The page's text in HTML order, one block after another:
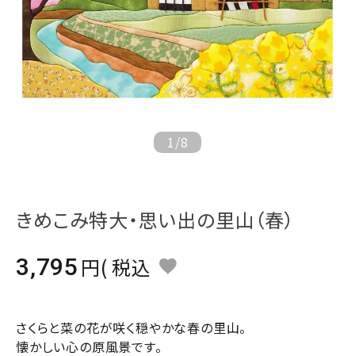
ジャンルで選ぶ
レビューを見る
最新のチラシはこちら
meeting_room ログイン person 会員登録
1/8
きめこみ特大・思い出の里山（春）
3,795
税込
さくらと菜の花が咲く穏やかな春の里山。
懐かしい心の原風景です。